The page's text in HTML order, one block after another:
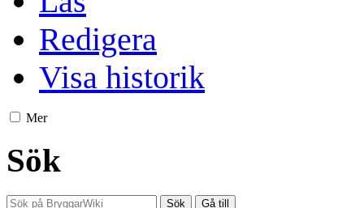
Redigera
Visa historik
Mer
Sök